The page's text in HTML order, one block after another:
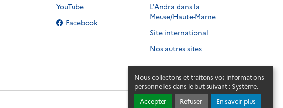
Nous collectons et traitons vos informations
personnelles dans le but suivant : Système.
Accepter
Refuser En savoir plus
Nous suivre sur
YouTube
Nous suivre sur
Facebook
L'Andra dans la
Meuse/Haute-Marne
Site international
Nos autres sites